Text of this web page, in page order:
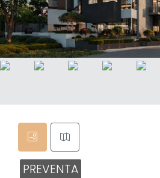
PREVENTA